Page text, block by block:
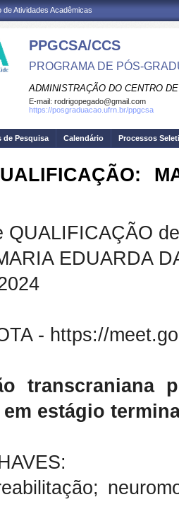
Atividades Acadêmicas
PPGCSA/CCS
PROGRAMA DE PÓS-
ADMINISTRAÇÃO DO CENTRO
E-mail: rodrigopegado@gmail.com
https://posgraduacao.ufrn.br/ppgcsa
de Pesquisa Calendário Processos
QUALIFICAÇÃO
EDUARDA
- https://
transcraniana
estágio